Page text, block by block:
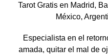
Tarot Gratis en Madrid,
México,
Especialista en el
amada, quitar el mal de